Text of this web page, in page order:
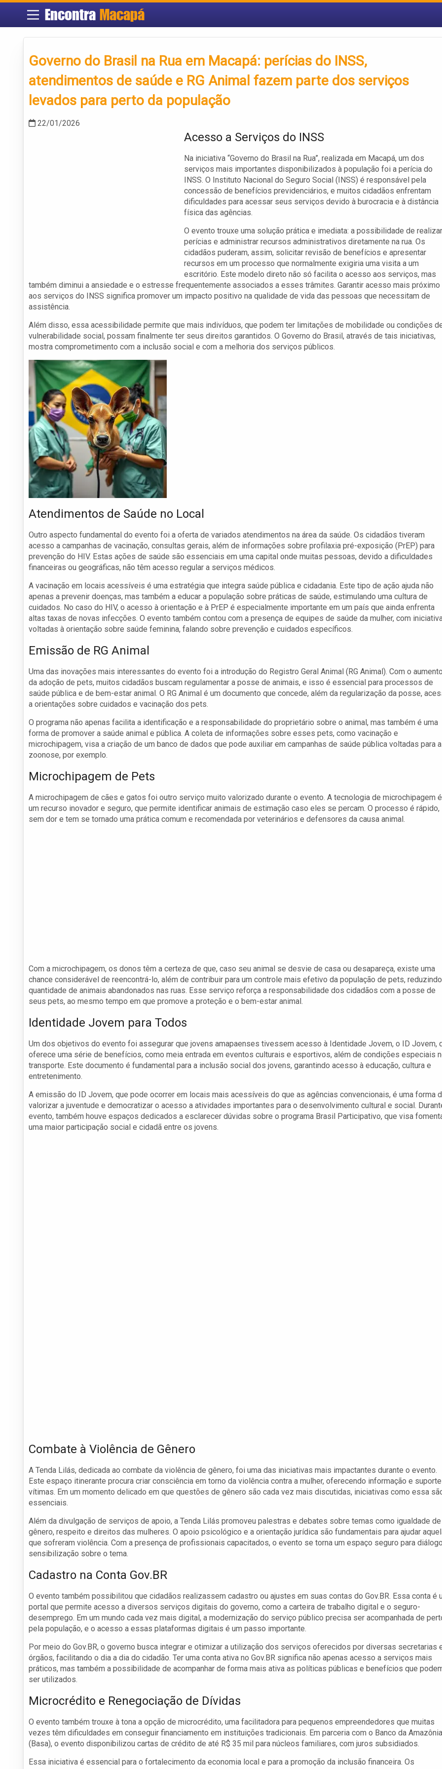
Encontra Macapá
Governo do Brasil na Rua em Macapá: perícias do INSS,
atendimentos de saúde e RG Animal fazem parte dos serviços
levados para perto da população
22/01/2026
Acesso a Serviços do INSS
Na iniciativa “Governo do Brasil na Rua”, realizada em Macapá, um dos
serviços mais importantes disponibilizados à população foi a perícia do
INSS. O Instituto Nacional do Seguro Social (INSS) é responsável pela
concessão de benefícios previdenciários, e muitos cidadãos enfrentam
dificuldades para acessar seus serviços devido à burocracia e à distância
física das agências.
O evento trouxe uma solução prática e imediata: a possibilidade de realizar
perícias e administrar recursos administrativos diretamente na rua. Os
cidadãos puderam, assim, solicitar revisão de benefícios e apresentar
recursos em um processo que normalmente exigiria uma visita a um
escritório. Este modelo direto não só facilita o acesso aos serviços, mas
também diminui a ansiedade e o estresse frequentemente associados a esses trâmites. Garantir acesso mais próximo
aos serviços do INSS significa promover um impacto positivo na qualidade de vida das pessoas que necessitam de
assistência.
Além disso, essa acessibilidade permite que mais indivíduos, que podem ter limitações de mobilidade ou condições
vulnerabilidade social, possam finalmente ter seus direitos garantidos. O Governo do Brasil, através de tais iniciativas,
mostra comprometimento com a inclusão social e com a melhoria dos serviços públicos.
Atendimentos de Saúde no Local
Outro aspecto fundamental do evento foi a oferta de variados atendimentos na área da saúde. Os cidadãos tiveram
acesso a campanhas de vacinação, consultas gerais, além de informações sobre profilaxia pré-exposição (PrEP) para
prevenção do HIV. Estas ações de saúde são essenciais em uma capital onde muitas pessoas, devido a dificuldades
financeiras ou geográficas, não têm acesso regular a serviços médicos.
A vacinação em locais acessíveis é uma estratégia que integra saúde pública e cidadania. Este tipo de ação ajuda não
apenas a prevenir doenças, mas também a educar a população sobre práticas de saúde, estimulando uma cultura de
cuidados. No caso do HIV, o acesso à orientação e à PrEP é especialmente importante em um país que ainda enfrenta
altas taxas de novas infecções. O evento também contou com a presença de equipes de saúde da mulher, com
voltadas à orientação sobre saúde feminina, falando sobre prevenção e cuidados específicos.
Emissão de RG Animal
Uma das inovações mais interessantes do evento foi a introdução do Registro Geral Animal (RG Animal). Com o
da adoção de pets, muitos cidadãos buscam regulamentar a posse de animais, e isso é essencial para processos de
saúde pública e de bem-estar animal. O RG Animal é um documento que concede, além da regularização da posse,
a orientações sobre cuidados e vacinação dos pets.
O programa não apenas facilita a identificação e a responsabilidade do proprietário sobre o animal, mas também é uma
forma de promover a saúde animal e pública. A coleta de informações sobre esses pets, como vacinação e
microchipagem, visa a criação de um banco de dados que pode auxiliar em campanhas de saúde pública voltadas para a
zoonose, por exemplo.
Microchipagem de Pets
A microchipagem de cães e gatos foi outro serviço muito valorizado durante o evento. A tecnologia de microchipagem é
um recurso inovador e seguro, que permite identificar animais de estimação caso eles se percam. O processo é rápido,
sem dor e tem se tornado uma prática comum e recomendada por veterinários e defensores da causa animal.
Com a microchipagem, os donos têm a certeza de que, caso seu animal se desvie de casa ou desapareça, existe uma
chance considerável de reencontrá-lo, além de contribuir para um controle mais efetivo da população de pets,
quantidade de animais abandonados nas ruas. Esse serviço reforça a responsabilidade dos cidadãos com a posse de
seus pets, ao mesmo tempo em que promove a proteção e o bem-estar animal.
Identidade Jovem para Todos
Um dos objetivos do evento foi assegurar que jovens amapaenses tivessem acesso à Identidade Jovem, o ID Jovem,
oferece uma série de benefícios, como meia entrada em eventos culturais e esportivos, além de condições especiais
transporte. Este documento é fundamental para a inclusão social dos jovens, garantindo acesso à educação, cultura e
entretenimento.
A emissão do ID Jovem, que pode ocorrer em locais mais acessíveis do que as agências convencionais, é uma forma
valorizar a juventude e democratizar o acesso a atividades importantes para o desenvolvimento cultural e social.
evento, também houve espaços dedicados a esclarecer dúvidas sobre o programa Brasil Participativo, que visa
uma maior participação social e cidadã entre os jovens.
Combate à Violência de Gênero
A Tenda Lilás, dedicada ao combate da violência de gênero, foi uma das iniciativas mais impactantes durante o evento.
Este espaço itinerante procura criar consciência em torno da violência contra a mulher, oferecendo informação e
vítimas. Em um momento delicado em que questões de gênero são cada vez mais discutidas, iniciativas como essa
essenciais.
Além da divulgação de serviços de apoio, a Tenda Lilás promoveu palestras e debates sobre temas como igualdade de
gênero, respeito e direitos das mulheres. O apoio psicológico e a orientação jurídica são fundamentais para ajudar
que sofreram violência. Com a presença de profissionais capacitados, o evento se torna um espaço seguro para
sensibilização sobre o tema.
Cadastro na Conta Gov.BR
O evento também possibilitou que cidadãos realizassem cadastro ou ajustes em suas contas do Gov.BR. Essa conta é
portal que permite acesso a diversos serviços digitais do governo, como a carteira de trabalho digital e o seguro-
desemprego. Em um mundo cada vez mais digital, a modernização do serviço público precisa ser acompanhada de
pela população, e o acesso a essas plataformas digitais é um passo importante.
Por meio do Gov.BR, o governo busca integrar e otimizar a utilização dos serviços oferecidos por diversas secretarias
órgãos, facilitando o dia a dia do cidadão. Ter uma conta ativa no Gov.BR significa não apenas acesso a serviços mais
práticos, mas também a possibilidade de acompanhar de forma mais ativa as políticas públicas e benefícios que
ser utilizados.
Microcrédito e Renegociação de Dívidas
O evento também trouxe à tona a opção de microcrédito, uma facilitadora para pequenos empreendedores que muitas
vezes têm dificuldades em conseguir financiamento em instituições tradicionais. Em parceria com o Banco da Amazônia
(Basa), o evento disponibilizou cartas de crédito de até R$ 35 mil para núcleos familiares, com juros subsidiados.
Essa iniciativa é essencial para o fortalecimento da economia local e para a promoção da inclusão financeira. Os